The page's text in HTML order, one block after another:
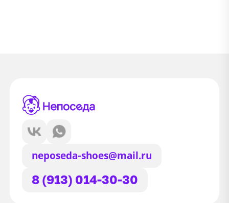
neposeda-shoes@mail.ru
8 (913) 014-30-30